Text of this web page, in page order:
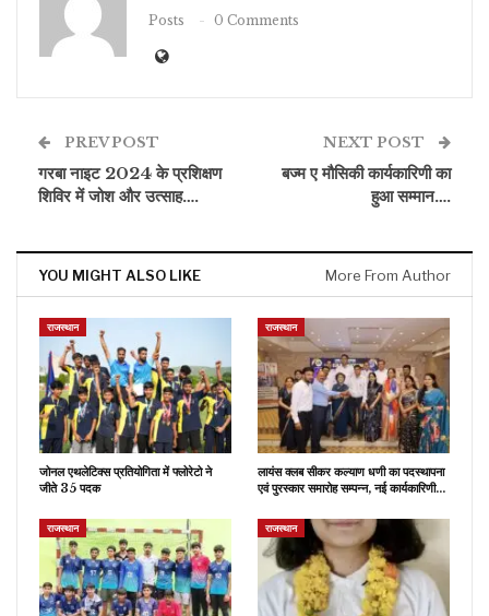
Posts 0 Comments
PREV POST
गरबा नाइट 2024 के प्रशिक्षण
शिविर में जोश और उत्साह….
NEXT POST
बज्म ए मौसिकी कार्यकारिणी का
हुआ सम्मान….
YOU MIGHT ALSO LIKE More From Author
राजस्थान
जोनल एथलेटिक्स प्रतियोगिता में फ्लोरेटो ने
जीते 35 पदक
राजस्थान
लायंस क्लब सीकर कल्याण धणी का पदस्थापना
एवं पुरस्कार समारोह सम्पन्न, नई कार्यकारिणी…
राजस्थान राजस्थान